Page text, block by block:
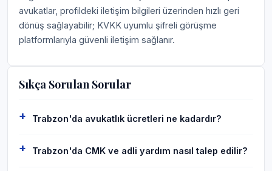
avukatlar, profildeki iletişim bilgileri üzerinden hızlı geri
dönüş sağlayabilir; KVKK uyumlu şifreli görüşme
platformlarıyla güvenli iletişim sağlanır.
Sıkça Sorulan Sorular
Trabzon'da avukatlık ücretleri ne kadardır?
Trabzon'da CMK ve adli yardım nasıl talep edilir?